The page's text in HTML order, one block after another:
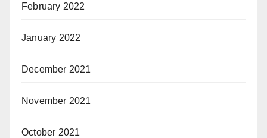
February 2022
January 2022
December 2021
November 2021
October 2021